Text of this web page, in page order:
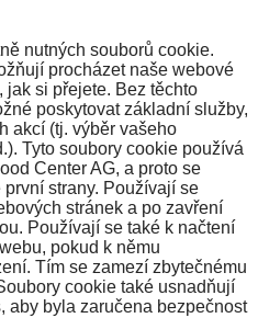
nutných souborů cookie.
procházet naše webové
jak si přejete. Bez těchto
poskytovat základní služby,
akcí (tj. výběr vašeho
Tyto soubory cookie používá
Center AG, a proto se
strany. Používají se
stránek a po zavření
Používají se také k načtení
pokud k němu
Tím se zamezí zbytečnému
cookie také usnadňují
aby byla zaručena bezpečnost